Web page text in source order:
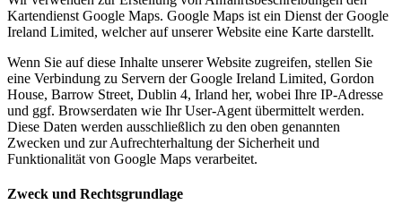
Kartendienst Google Maps. Google Maps ist ein Dienst der Google
Ireland Limited, welcher auf unserer Website eine Karte darstellt.
Wenn Sie auf diese Inhalte unserer Website zugreifen, stellen Sie
eine Verbindung zu Servern der Google Ireland Limited, Gordon
House, Barrow Street, Dublin 4, Irland her, wobei Ihre IP-Adresse
und ggf. Browserdaten wie Ihr User-Agent übermittelt werden.
Diese Daten werden ausschließlich zu den oben genannten
Zwecken und zur Aufrechterhaltung der Sicherheit und
Funktionalität von Google Maps verarbeitet.
Zweck und Rechtsgrundlage